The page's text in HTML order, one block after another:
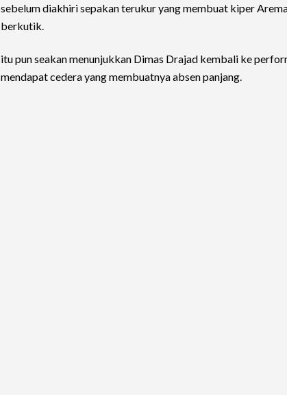
sebelum diakhiri sepakan terukur yang membuat kiper
berkutik.
itu pun seakan menunjukkan Dimas Drajad kembali ke
mendapat cedera yang membuatnya absen panjang.